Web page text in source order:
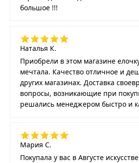
большое !!!
Наталья К.
Приобрели в этом магазине
мечтала. Качество отличное и
других магазинах. Доставка
вопросы, возникающие при
решались менеджером быстро и
Мария С.
Покупала у вас в Августе